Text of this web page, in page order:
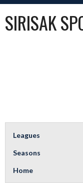
SIRISAK
Leagues
Seasons
Home